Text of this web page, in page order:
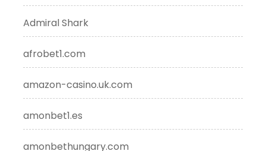
Admiral Shark
afrobet1.com
amazon-casino.uk.com
amonbet1.es
amonbethungary.com